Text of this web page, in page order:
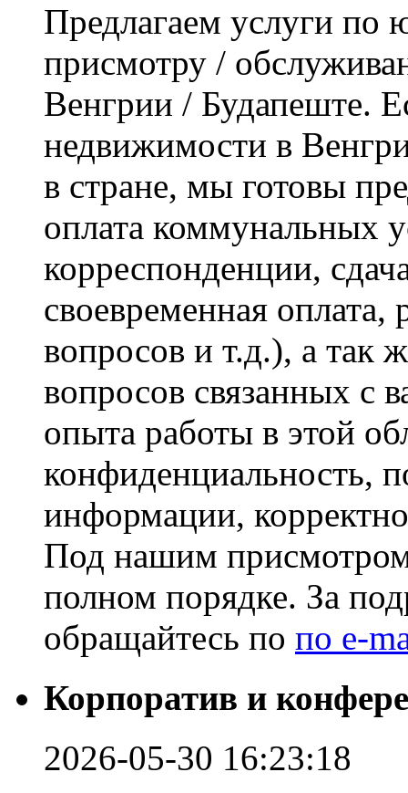
Предлагаем услуги по
присмотру /
Венгрии / Будапеште.
недвижимости в
в стране, мы готовы
оплата коммунальных
корреспонденции,
своевременная
вопросов и т.д.), а так
вопросов связанных
опыта работы в этой
конфиденциальность,
информации,
Под нашим
полном порядке. За
обращайтесь по по e-
Корпоратив и
2026-05-30 16:23:18